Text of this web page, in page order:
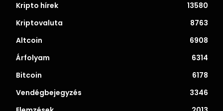
Kripto hírek
13580
Kriptovaluta
8763
Altcoin
6908
Árfolyam
6314
Bitcoin
6178
Vendégbejegyzés
3346